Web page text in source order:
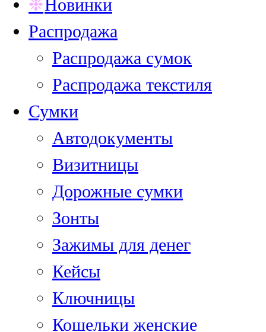
Новинки
Распродажа
Распродажа сумок
Распродажа текстиля
Сумки
Автодокументы
Визитницы
Дорожные сумки
Зонты
Зажимы для денег
Кейсы
Ключницы
Кошельки женские